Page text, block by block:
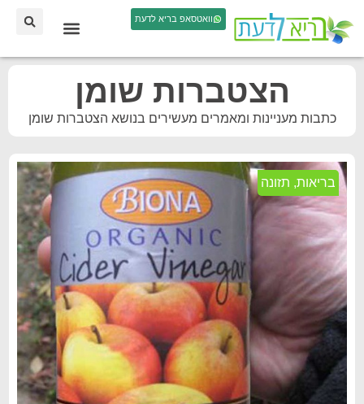
וואטסאפ בריא לדעת
הצטברות שומן
כתבות מעניינות ומאמרים מעשירים בנושא הצטברות שומן
בריאות, תזונה